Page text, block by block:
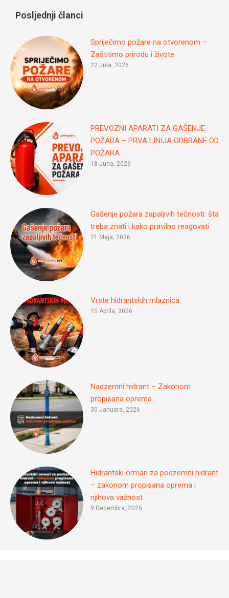
Posljednji članci
Spriječimo požare na otvorenom –
Zaštitimo prirodu i živote
22 Jula, 2026
PREVOZNI APARATI ZA GAŠENJE
POŽARA – PRVA LINIJA ODBRANE OD
POŽARA
18 Juna, 2026
Gašenje požara zapaljivih tečnosti: šta
treba znati i kako pravilno reagovati
21 Maja, 2026
Vrste hidrantskih mlaznica
15 Aprila, 2026
Nadzemni hidrant – Zakonom
propisana oprema
30 Januara, 2026
Hidrantski ormari za podzemni hidrant
– zakonom propisana oprema i
njihova važnost
9 Decembra, 2025